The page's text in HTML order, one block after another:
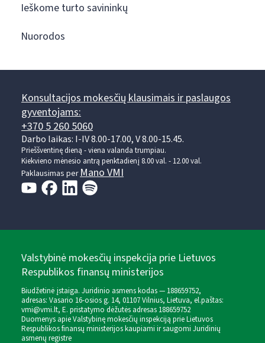
Ieškome turto savininkų
Nuorodos
Konsultacijos mokesčių klausimais ir paslaugos
gyventojams:
+370 5 260 5060
Darbo laikas: I-IV 8.00-17.00, V 8.00-15.45.
Prieššventinę dieną - viena valanda trumpiau.
Kiekvieno mėnesio antrą penktadienį 8.00 val. - 12.00 val.
Paklausimas perMano VMI
Valstybinė mokesčių inspekcija prie Lietuvos
Respublikos finansų ministerijos
Biudžetinė įstaiga. Juridinio asmens kodas — 188659752,
adresas: Vasario 16-osios g. 14, 01107 Vilnius, Lietuva, el.paštas:
vmi@vmi.lt, E. pristatymo dėžutės adresas 188659752
Duomenys apie Valstybinę mokesčių inspekciją prie Lietuvos
Respublikos finansų ministerijos kaupiami ir saugomi Juridinių
asmenų registre